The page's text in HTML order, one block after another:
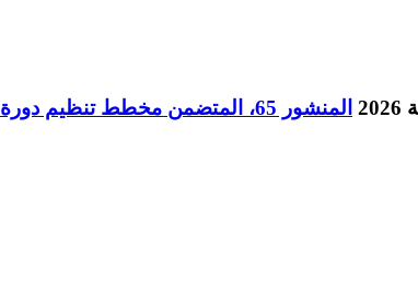
المنشور 65، المتضمن مخطط تنظيم دورة